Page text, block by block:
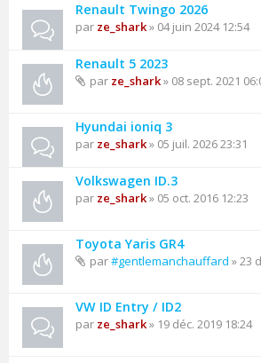
Renault Twingo 2026
par ze_shark» 04 juin 2024 12:54
Renault 5 2023
par ze_shark» 08 sept. 2021
Hyundai ioniq 3
par ze_shark» 05 juil. 2026 23:31
Volkswagen ID.3
par ze_shark» 05 oct. 2016 12:23
Toyota Yaris GR4
par#gentlemanchauffard » 23
VW ID Entry / ID2
par ze_shark» 19 déc. 2019 18:24